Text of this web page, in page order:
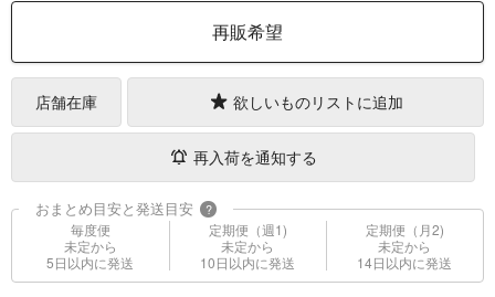
再販希望
店舗在庫 欲しいものリストに追加
再入荷を通知する
おまとめ目安と発送目安 ?
毎度便
未定から
5日以内に発送
定期便（週1)
未定から
10日以内に発送
定期便（月2)
未定から
14日以内に発送